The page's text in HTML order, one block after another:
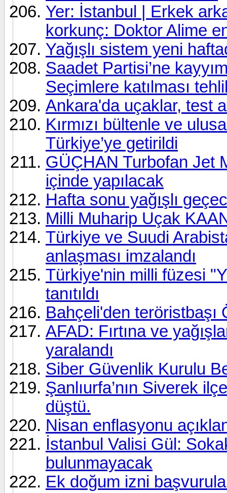
Yer: İstanbul | Erkek
korkunç: Doktor Alime
Yağışlı sistem yeni
Saadet Partisi’ne
Seçimlere katılması
Ankara'da uçaklar, test
Kırmızı bültenle ve
Türkiye’ye getirildi
GÜÇHAN Turbofan Jet
içinde yapılacak
Hafta sonu yağışlı
Milli Muharip Uçak
Türkiye ve Suudi
anlaşması imzalandı
Türkiye'nin milli füzesi
tanıtıldı
Bahçeli'den teröristbaşı
AFAD: Fırtına ve
yaralandı
Siber Güvenlik Kurulu
Şanlıurfa’nın Siverek
düştü.
Nisan enflasyonu
İstanbul Valisi Gül:
bulunmayacak
Ek doğum izni